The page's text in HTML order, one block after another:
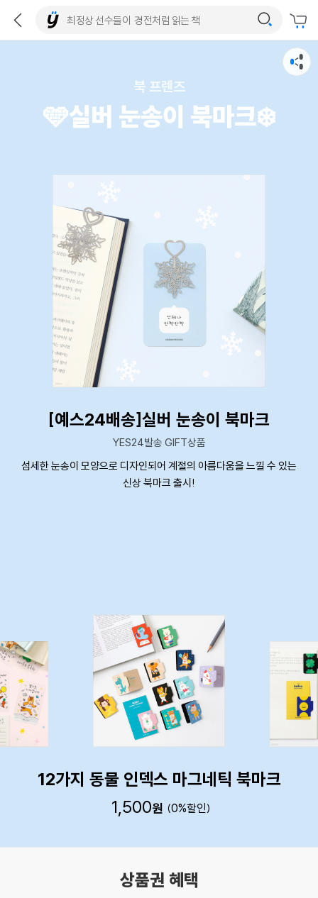
북 프렌즈
🩵실버 눈송이 북마크❄️
[예스24배송]실버 눈송이 북마크
YES24발송 GIFT상품
섬세한 눈송이 모양으로 디자인되어 계절의 아름다움을 느낄 수 있는
신상 북마크 출시!
비비드 인덱스 마그네틱 북마크
1,500원 0%
상품권 혜택